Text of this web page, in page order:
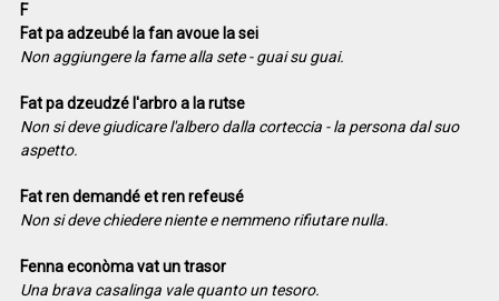
F
Fat pa adzeubé la fan avoue la sei
Non aggiungere la fame alla sete - guai su guai.
Fat pa dzeudzé l'arbro a la rutse
Non si deve giudicare l'albero dalla corteccia - la persona dal suo
aspetto.
Fat ren demandé et ren refeusé
Non si deve chiedere niente e nemmeno rifiutare nulla.
Fenna econòma vat un trasor
Una brava casalinga vale quanto un tesoro.